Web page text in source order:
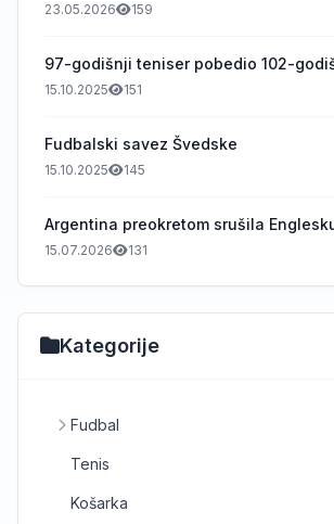
23.05.2026 159
97-godišnji teniser pobedio 102-
15.10.2025 151
Fudbalski savez Švedske
15.10.2025 145
Argentina preokretom srušila
15.07.2026 131
Kategorije
Fudbal
Tenis
Košarka